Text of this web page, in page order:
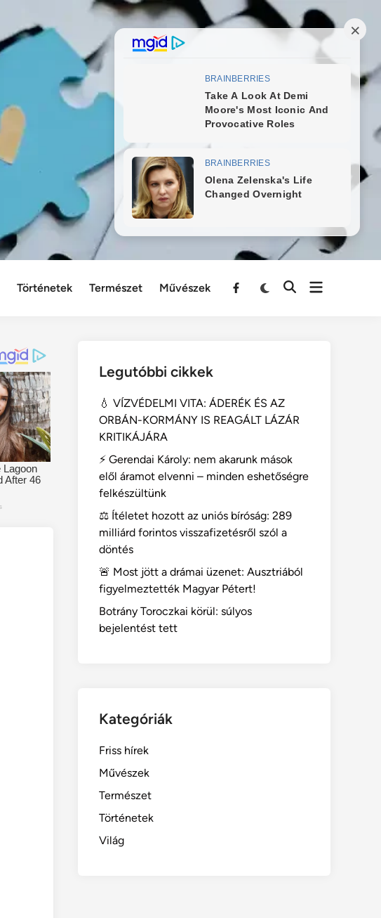
Történetek Természet Művészek
Menu
Legutóbbi cikkek
💧 VÍZVÉDELMI VITA: ÁDERÉK ÉS AZ
ORBÁN-KORMÁNY IS REAGÁLT LÁZÁR
KRITIKÁJÁRA
⚡ Gerendai Károly: nem akarunk mások
elől áramot elvenni – minden eshetőségre
felkészültünk
⚖️ Ítéletet hozott az uniós bíróság: 289
milliárd forintos visszafizetésről szól a
döntés
🚨 Most jött a drámai üzenet: Ausztriából
figyelmeztették Magyar Pétert!
Botrány Toroczkai körül: súlyos
bejelentést tett
Kategóriák
Friss hírek
Művészek
Természet
Történetek
Világ